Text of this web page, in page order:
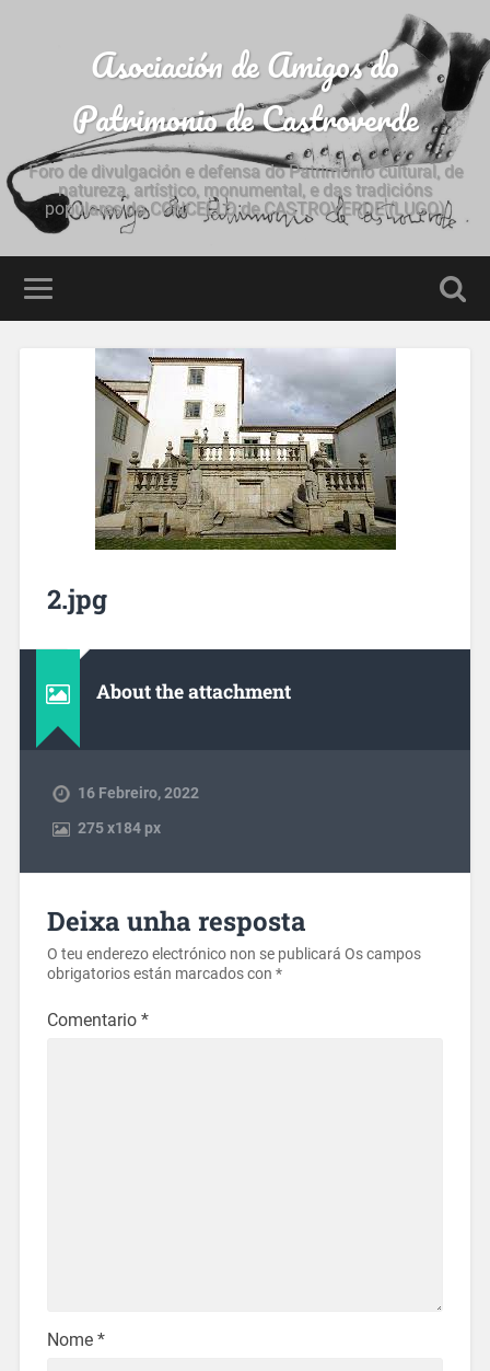
Asociación de Amigos do
Patrimonio de Castroverde
Foro de divulgación e defensa do Patrimonio cultural, de
natureza, artístico, monumental, e das tradicións
populares do CONCELLO de CASTROVERDE (LUGO)
2.jpg
About the attachment
16 Febreiro, 2022
275x184 px
Deixa unha resposta
O teu enderezo electrónico non se publicará Os campos
obrigatorios están marcados con *
Comentario *
Nome *